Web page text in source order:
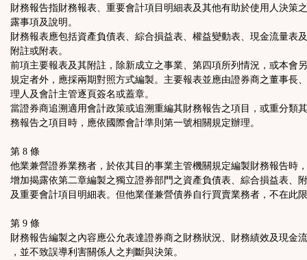
財務報告指財務報表、重要會計項目明細表及其他有助於使用人決策
露事項及說明。
財務報表應包括資產負債表、綜合損益表、權益變動表、現金流量表
附註或附表。
前項主要報表及其附註，除新成立之事業、第四項所列情況，或本會
規定者外，應採兩期對照方式編製。主要報表並應由證券商之董事長
理人及會計主管逐頁簽名或蓋章。
當證券商追溯適用會計政策或追溯重編其財務報告之項目，或重分類
務報告之項目時，應依國際會計準則第一號相關規定辦理。
第 8 條
他業兼營證券業務者，於依其目的事業主管機關規定編製財務報告時
增加揭露依第二章編製之獨立證券部門之資產負債表、綜合損益表、
及重要會計項目明細表。但他業僅兼營債券自行買賣業務者，不在此
第 9 條
財務報告編製之內容應公允表達證券商之財務狀況、財務績效及現金
，並不致誤導利害關係人之判斷與決策。